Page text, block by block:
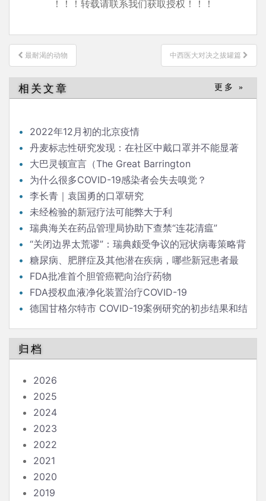
！！！转载请联系我们获取授权！！！
文
章
导
航
最耐渴的动物 中西医大对决之拔罐篇
相关文章 更多 »
2022年12月初的北京疫情
丹麦标志性研究发现：在社区中戴口罩并不能显著
降低（新冠）感染率
大巴灵顿宣言（The Great Barrington
Declaration）
为什么很多COVID-19感染者会失去嗅觉？
李长青｜袁国勇的口罩研究
未经检验的新冠疗法可能弊大于利
瑞典海关在药品管理局协助下查禁“连花清瘟”
“关闭边界太荒谬”：瑞典颇受争议的冠状病毒策略背
后的流行病学家
糖尿病、肥胖症及其他潜在疾病，哪些新冠患者最
危险？
FDA批准首个胆管癌靶向治疗药物
FDA授权血液净化装置治疗COVID-19
德国甘格尔特市 COVID-19案例研究的初步结果和结
归档
2026
2025
2024
2023
2022
2021
2020
2019